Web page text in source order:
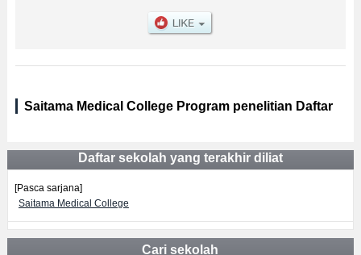
jalan, dan lainnya. Silakan memanfaatkannya.
Saitama Medical College Program penelitian Daftar
Daftar sekolah yang terakhir diliat
[Pasca sarjana]
Saitama Medical College
Cari sekolah